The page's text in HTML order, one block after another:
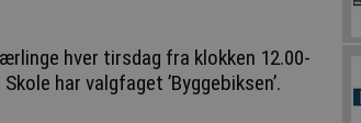
hver tirsdag fra klokken 12.00-
har valgfaget ’Byggebiksen’.